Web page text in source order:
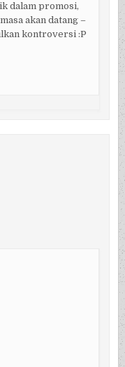
dalam promosi,
akan datang –
kontroversi :P